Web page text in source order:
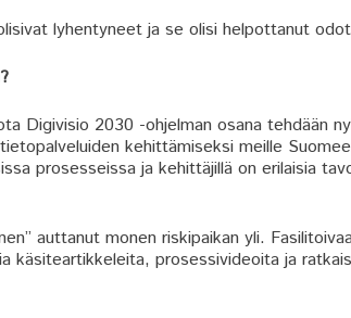
lyhentyneet ja se olisi helpottanut
Digivisio 2030 -ohjelman osana tehdään
kehittämiseksi meille
prosesseissa ja kehittäjillä on erilaisia
auttanut monen riskipaikan yli.
käsiteartikkeleita, prosessivideoita ja